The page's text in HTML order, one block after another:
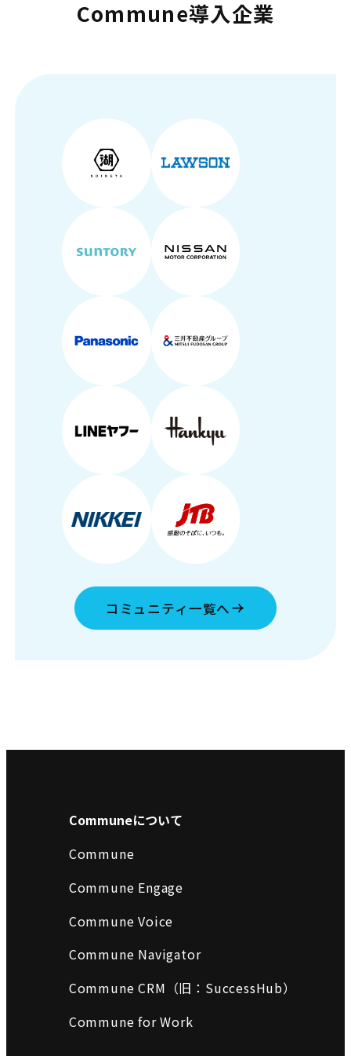
Commune導入企業
コミュニティ一覧へ
Communeについて
Commune
Commune Engage
Commune Voice
Commune Navigator
Commune CRM（旧：SuccessHub）
Commune for Work